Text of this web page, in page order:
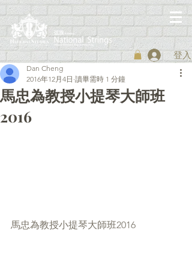
登入
馬忠為教授小提琴大師班
2016
Dan Cheng
2016年12月4日 讀畢需時 1 分鐘
馬忠為教授小提琴大師班2016